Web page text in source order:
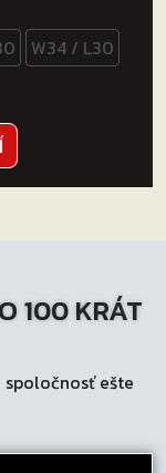
W34 / L30
produkt
má
si
môžete
na
100 KRÁT
ešte